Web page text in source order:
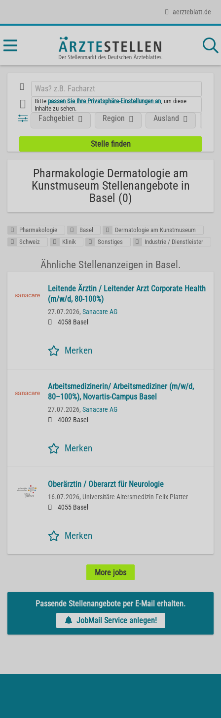
aerzteblatt.de
Bittepassen Sie Ihre Privatsphäre-Einstellungen an , um diese
Inhalte zu sehen.
Fachgebiet Region Ausland
Pharmakologie Dermatologie am
Kunstmuseum Stellenangebote in
Basel (0)
Pharmakologie Basel
Dermatologie am Kunstmuseum
Schweiz
Klinik Sonstiges Industrie / Dienstleister
Ähnliche Stellenanzeigen in Basel.
Lei­ten­de Ärz­tin / Lei­ten­der Arzt Cor­po­ra­te He­alth
(m/w/d, 80-100%)
27.07.2026, Sanacare AG
4058 Basel
Merken
Ar­beits­me­di­zi­ne­rin/ Ar­beits­me­di­zi­ner (m/w/d,
80–100%), No­var­tis-Cam­pus Basel
27.07.2026, Sanacare AG
4002 Basel
Merken
Oberärztin / Oberarzt für Neurologie
16.07.2026, Universitäre Altersmedizin Felix Platter
4055 Basel
Merken
More jobs
Passende Stellenangebote per E-Mail erhalten.
JobMail Service anlegen!